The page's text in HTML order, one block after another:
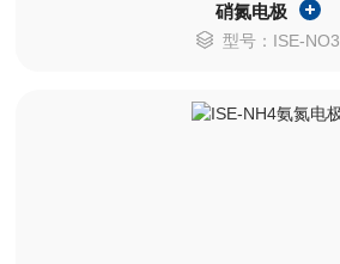
硝氮电极
型号：ISE-NO3